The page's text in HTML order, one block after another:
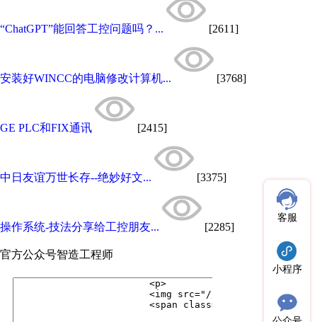
“ChatGPT”能回答工控问题吗？... [2611]
安装好WINCC的电脑修改计算机... [3768]
GE PLC和FIX通讯 [2415]
中日友谊万世长存--绝妙好文... [3375]
操作系统-技法分享给工控朋友... [2285]
官方公众号智造工程师
客服
小程序